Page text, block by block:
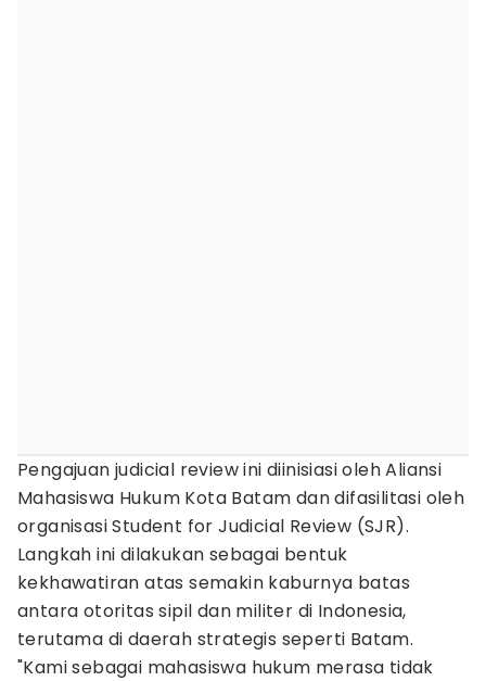
Pengajuan judicial review ini diinisiasi oleh Aliansi
Mahasiswa Hukum Kota Batam dan difasilitasi oleh
organisasi Student for Judicial Review (SJR).
Langkah ini dilakukan sebagai bentuk
kekhawatiran atas semakin kaburnya batas
antara otoritas sipil dan militer di Indonesia,
terutama di daerah strategis seperti Batam.
"Kami sebagai mahasiswa hukum merasa tidak